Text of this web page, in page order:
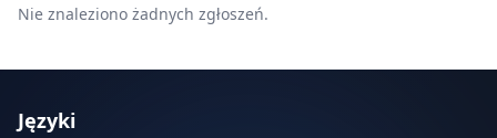
Nie znaleziono żadnych zgłoszeń.
Języki